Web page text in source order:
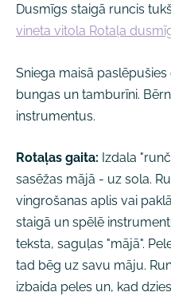
Dusmīgs staigā runcis
vineta vitola Rotaļa
Sniega maisā
bungas un tamburīni.
instrumentus.
Rotaļas gaita: Izdala
sasēžas mājā - uz sola.
vingrošanas aplis vai
staigā un spēlē
teksta, saguļas "mājā".
tad bēg uz savu māju.
izbaida peles un, kad